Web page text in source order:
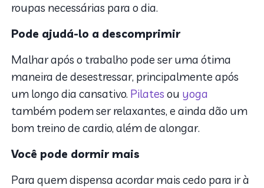
roupas necessárias para o dia.
Pode ajudá-lo a descomprimir
Malhar após o trabalho pode ser uma ótima
maneira de desestressar, principalmente após
um longo dia cansativo. Pilates ou yoga
também podem ser relaxantes, e ainda dão um
bom treino de cardio, além de alongar.
Você pode dormir mais
Para quem dispensa acordar mais cedo para ir à